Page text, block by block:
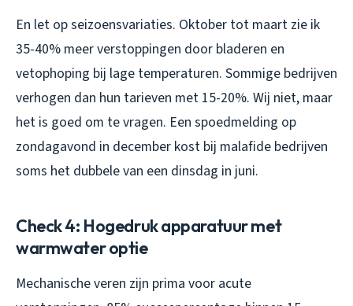
En let op seizoensvariaties. Oktober tot maart zie ik
35-40% meer verstoppingen door bladeren en
vetophoping bij lage temperaturen. Sommige bedrijven
verhogen dan hun tarieven met 15-20%. Wij niet, maar
het is goed om te vragen. Een spoedmelding op
zondagavond in december kost bij malafide bedrijven
soms het dubbele van een dinsdag in juni.
Check 4: Hogedruk apparatuur met
warmwater optie
Mechanische veren zijn prima voor acute